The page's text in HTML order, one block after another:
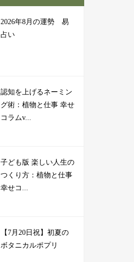
2026年8月の運勢 易
占い
認知を上げるネーミン
グ術：植物と仕事 幸せ
コラムv...
子ども版 楽しい人生の
つくり方：植物と仕事
幸せコ...
【7月20日祝】初夏の
ボタニカルポプリ